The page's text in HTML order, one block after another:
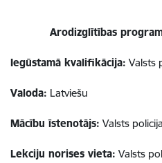
Arodizglītības
Iegūstamā kvalifikācija: Valsts
Valoda: Latviešu
Mācību īstenotājs: Valsts
Lekciju norises vieta: Valsts